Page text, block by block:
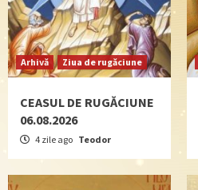
Arhivă Ziua de rugăciune
CEASUL DE RUGĂCIUNE
06.08.2026
4 zile ago Teodor